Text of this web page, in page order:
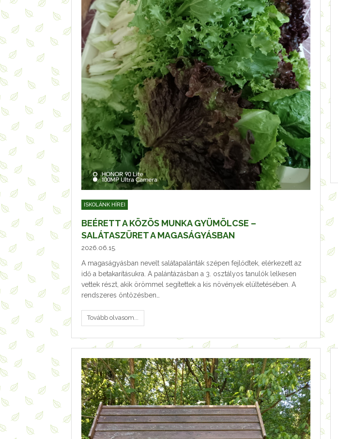
ISKOLÁNK HÍREI
BEÉRETT A KÖZÖS MUNKA GYÜMÖLCSE –
SALÁTASZÜRET A MAGASÁGYÁSBAN
2026.06.15.
A magaságyásban nevelt salátapalánták szépen fejlődtek, elérkezett az
idő a betakarításukra. A palántázásban a 3. osztályos tanulók lelkesen
vettek részt, akik örömmel segítettek a kis növények elültetésében. A
rendszeres öntözésben…
Tovább olvasom...